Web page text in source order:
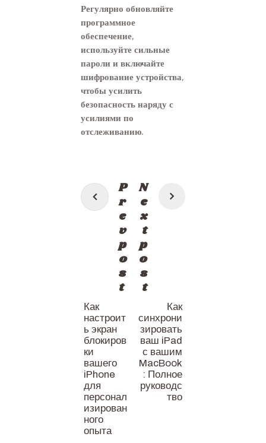
Регулярно обновляйте
программное
обеспечение,
используйте сильные
пароли и включайте
шифрование устройства,
чтобы усилить
безопасность наряду с
усилиями по
отслеживанию.
Post
navigation
P
r
e
v
p
o
s
t
Как
настроит
ь экран
блокиров
ки
вашего
iPhone
для
персонал
изирован
ного
опыта
N
e
x
t
p
o
s
t
Как
синхрони
зировать
ваш iPad
с вашим
MacBook
: Полное
руководс
тво